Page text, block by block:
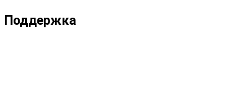
Поддержка